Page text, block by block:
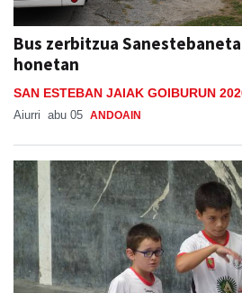
Bus zerbitzua
honetan
SAN ESTEBAN JAIAK GOIBURUN
Aiurri abu 05 ANDOAIN